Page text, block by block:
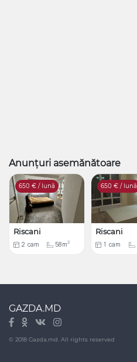
Anunțuri asemănătoare
650 € / lună
Riscani
2 cam 58m2
650 € / lună
Riscani
1 cam
GAZDA.MD
© 2018 Gazda.md. All rights reserved